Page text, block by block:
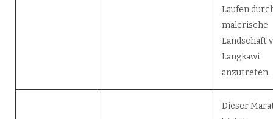
Laufen
malerische
Landschaft
Langkawi
anzutreten.
Dieser